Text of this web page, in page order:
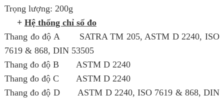
Trọng lượng: 200g
+ Hệ thống chỉ số đo
Thang đo độ A SATRA TM 205, ASTM D 2240, ISO
7619 & 868, DIN 53505
Thang đo độ B ASTM D 2240
Thang đo độ C ASTM D 2240
Thang đo độ D ASTM D 2240, ISO 7619 & 868, DIN